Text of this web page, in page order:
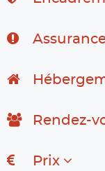
Rendez-
Prix